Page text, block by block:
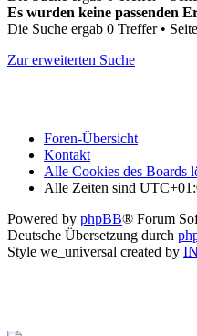
Es wurden keine passenden
Die Suche ergab 0 Treffer • Seite
Zur erweiterten Suche
Foren-Übersicht
Kontakt
Alle Cookies des Boards
Alle Zeiten sind
Powered by phpBB® Forum
Deutsche Übersetzung durch
Style we_universal created by